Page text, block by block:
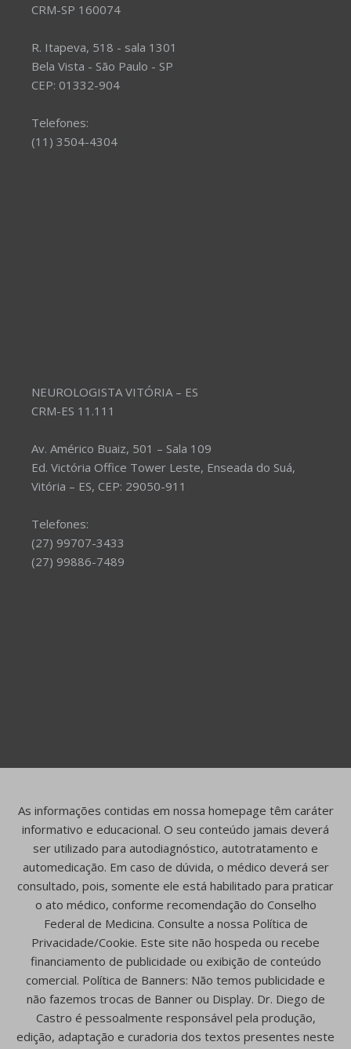
CRM-SP 160074
R. Itapeva, 518 - sala 1301
Bela Vista - São Paulo - SP
CEP: 01332-904
Telefones:
(11) 3504-4304
NEUROLOGISTA VITÓRIA – ES
CRM-ES 11.111
Av. Américo Buaiz, 501 – Sala 109
Ed. Victória Office Tower Leste, Enseada do Suá,
Vitória – ES, CEP: 29050-911
Telefones:
(27) 99707-3433
(27) 99886-7489
As informações contidas em nossa homepage têm caráter
informativo e educacional. O seu conteúdo jamais deverá
ser utilizado para autodiagnóstico, autotratamento e
automedicação. Em caso de dúvida, o médico deverá ser
consultado, pois, somente ele está habilitado para praticar
o ato médico, conforme recomendação do Conselho
Federal de Medicina. Consulte a nossa Política de
Privacidade/Cookie. Este site não hospeda ou recebe
financiamento de publicidade ou exibição de conteúdo
comercial. Política de Banners: Não temos publicidade e
não fazemos trocas de Banner ou Display. Dr. Diego de
Castro é pessoalmente responsável pela produção,
edição, adaptação e curadoria dos textos presentes neste